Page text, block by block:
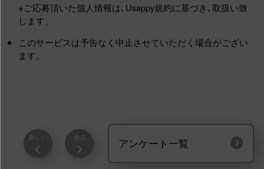
※ご応募頂いた個人情報は､Usappy規約に基づき､取扱い致
します。
このサービスは予告なく中止させていただく場合がござい
ます。
新しい 過去 アンケート一覧